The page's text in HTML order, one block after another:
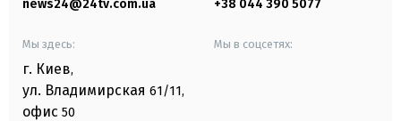
news24@24tv.com.ua +38 044 390 5077
Мы здесь:
г. Киев,
ул. Владимирская 61/11,
офис 50
Мы в соцсетях: